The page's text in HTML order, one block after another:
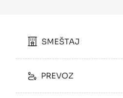
SMEŠTAJ
PREVOZ